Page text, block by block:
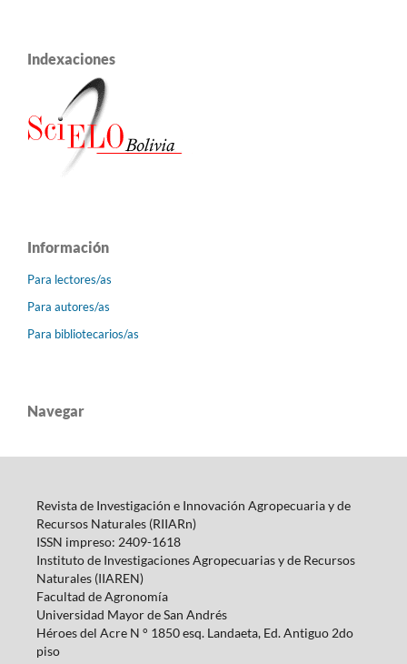
Indexaciones
Información
Para lectores/as
Para autores/as
Para bibliotecarios/as
Navegar
Revista de Investigación e Innovación Agropecuaria y de
Recursos Naturales (RIIARn)
ISSN impreso: 2409-1618
Instituto de Investigaciones Agropecuarias y de Recursos
Naturales (IIAREN)
Facultad de Agronomía
Universidad Mayor de San Andrés
Héroes del Acre N ° 1850 esq. Landaeta, Ed.Antiguo 2do
piso